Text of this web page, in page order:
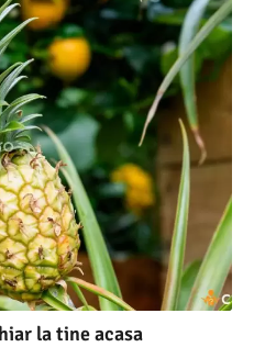
la tine acasa